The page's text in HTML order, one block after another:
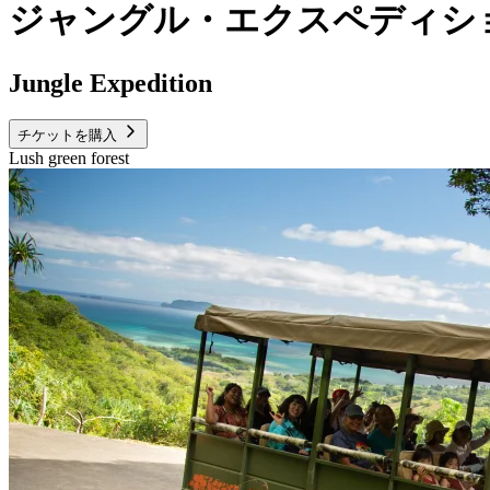
ジャングル・エクスペディシ
Jungle Expedition
チケットを購入
Lush green forest